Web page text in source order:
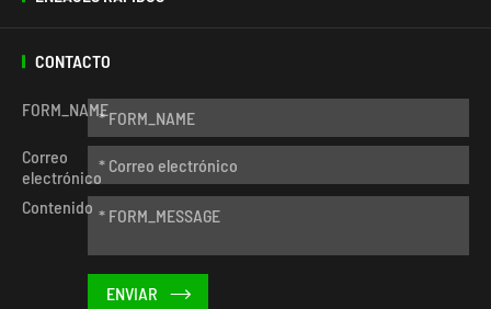
CONTACTO
FORM_NAME
Correo
electrónico
Contenido
